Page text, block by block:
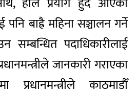
बाह्रै महिना सञ्चालन गर्ने
सम्बन्धित पदाधिकारीलाई
जानकारी गराएका
काठमाडौँ